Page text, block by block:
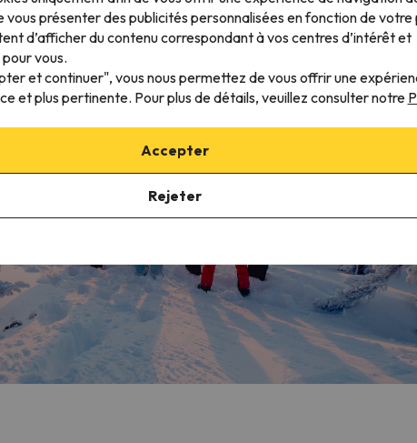
présenter des publicités personnalisées en fonction de votre
d’afficher du contenu correspondant à vos centres d’intérêt et
vous.
et continuer", vous nous permettez de vous offrir une
et plus pertinente. Pour plus de détails, veuillez consulter notre
Accepter
Rejeter